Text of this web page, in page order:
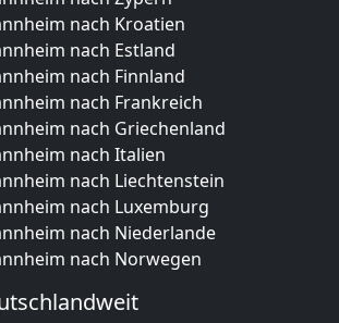
nach Kroatien
nach Estland
nach Finnland
nach Frankreich
nach Griechenland
nach Italien
nach Liechtenstein
nach Luxemburg
nach Niederlande
nach Norwegen